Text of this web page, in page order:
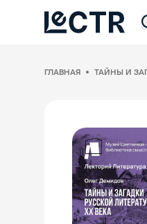
ГЛАВНАЯ ТАЙНЫ И